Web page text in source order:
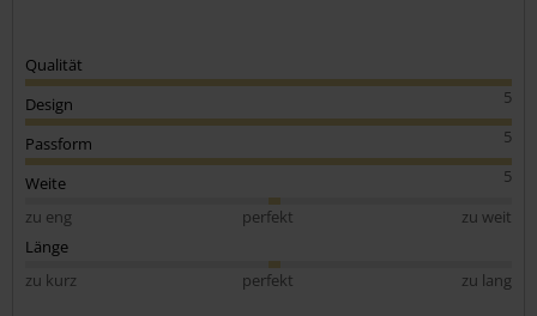
Qualität
5
Design
5
Passform
5
Weite
zu eng
perfekt
zu weit
Länge
zu kurz
perfekt zu lang